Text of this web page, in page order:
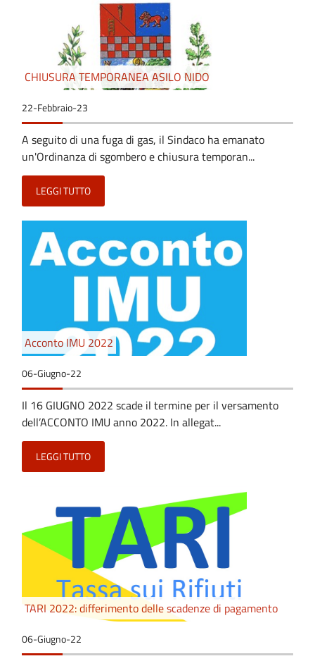
CHIUSURA TEMPORANEA ASILO NIDO
22-Febbraio-23
A seguito di una fuga di gas, il Sindaco ha emanato
un'Ordinanza di sgombero e chiusura temporan...
LEGGI TUTTO
Acconto IMU 2022
06-Giugno-22
Il 16 GIUGNO 2022 scade il termine per il versamento
dell’ACCONTO IMU anno 2022. In allegat...
LEGGI TUTTO
TARI 2022: differimento delle scadenze di pagamento
06-Giugno-22